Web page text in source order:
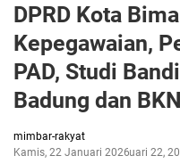
DPRD Kota
Kepegawaian,
PAD, Studi
Badung dan
mimbar-rakyat
Kamis, 22 Januari 2026Januari 22,